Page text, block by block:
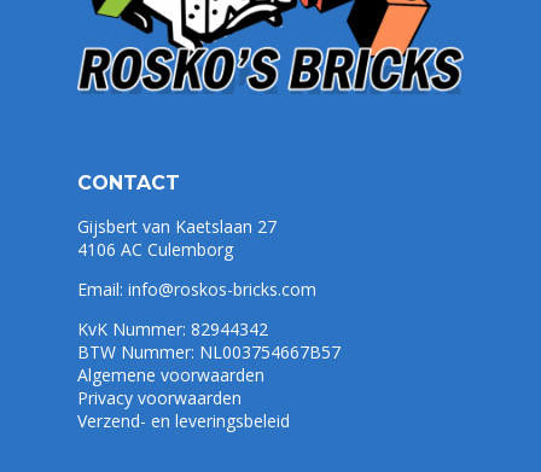
CONTACT
Gijsbert van Kaetslaan 27
4106 AC Culemborg
Email: info@roskos-bricks.com
KvK Nummer: 82944342
BTW Nummer: NL003754667B57
Algemene voorwaarden
Privacy voorwaarden
Verzend- en leveringsbeleid